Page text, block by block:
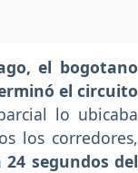
el bogotano
el circuito
lo ubicaba
los corredores,
segundos del